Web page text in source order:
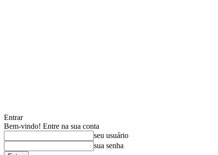
Entrar
Bem-vindo! Entre na sua conta
seu usuário
sua senha